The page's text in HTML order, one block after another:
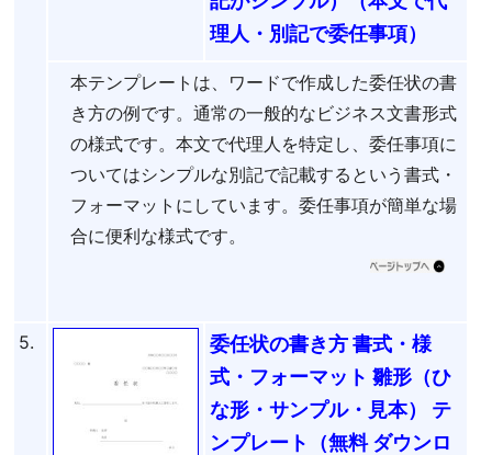
理人・別記で委任事項）
本テンプレートは、ワードで作成した委任状の書
き方の例です。通常の一般的なビジネス文書形式
の様式です。本文で代理人を特定し、委任事項に
ついてはシンプルな別記で記載するという書式・
フォーマットにしています。委任事項が簡単な場
合に便利な様式です。
5.
委任状の書き方 書式・様
式・フォーマット 雛形（ひ
な形・サンプル・見本） テ
ンプレート（無料 ダウンロ